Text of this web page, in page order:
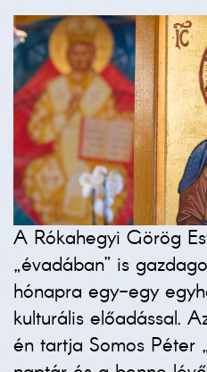
A Rókahegyi Görög
„évadában” is
hónapra egy-egy
kulturális előadással.
én tartja Somos Péter